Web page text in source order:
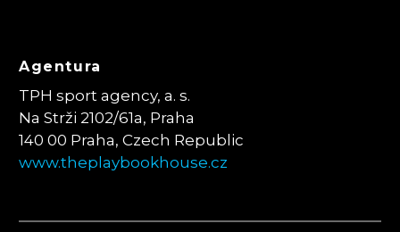
Agentura
TPH sport agency, a. s.
Na Strži 2102/61a, Praha
140 00 Praha, Czech Republic
www.theplaybookhouse.cz